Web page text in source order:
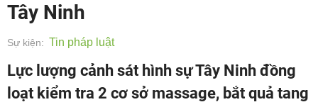
Tây Ninh
Sự kiện: Tin pháp luật
Lực lượng cảnh sát hình sự Tây Ninh đồng
loạt kiểm tra 2 cơ sở massage, bắt quả tang